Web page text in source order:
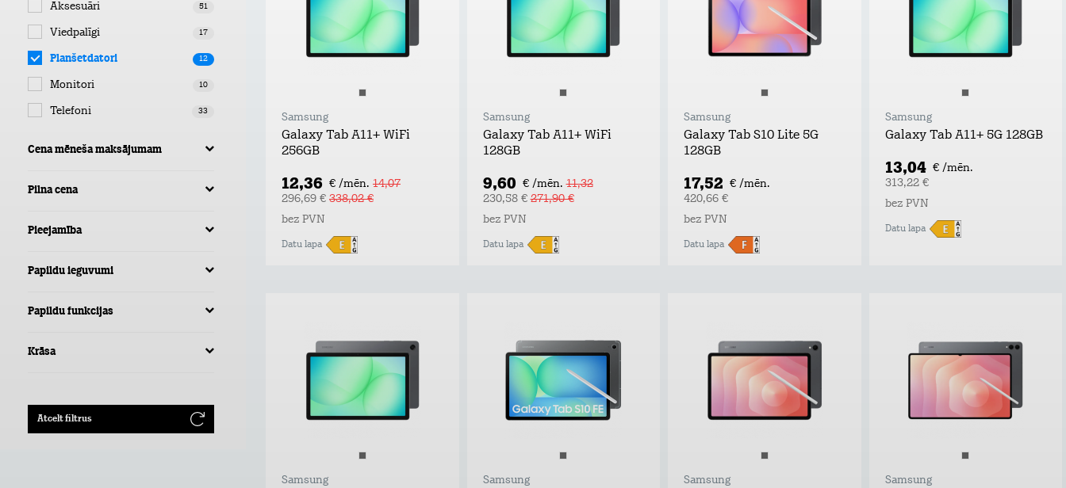
Aksesuāri 51
Viedpalīgi 17
Planšetdatori 12
Monitori 10
Telefoni 33
Cena mēneša maksājumam
Pilna cena
Pieejamība
Papildu ieguvumi
Papildu funkcijas
Krāsa
Atcelt filtrus
Samsung
Galaxy Tab A11+ WiFi
256GB
12,36 € /mēn. 14,07
296,69 € 338,02 €
bez PVN
Datu lapa
Samsung
Galaxy Tab A11+ WiFi
128GB
9,60 € /mēn. 11,32
230,58 €271,90 €
bez PVN
Datu lapa
Samsung
Galaxy Tab S10 Lite 5G
128GB
17,52 € /mēn.
420,66 €
bez PVN
Datu lapa
Samsung
Galaxy Tab A11+ 5G 128GB
13,04 € /mēn.
313,22 €
bez PVN
Datu lapa
Samsung Samsung Samsung Samsung